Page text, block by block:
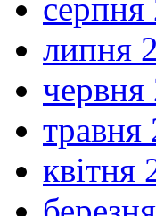
липня
травня
квітня